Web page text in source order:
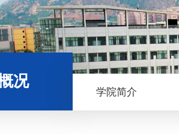
况
学院简介